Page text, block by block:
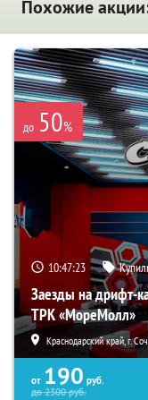
Похожие
до 50%
10:47:21
Заезды на дрифт-
ТРК «МореМолл»
Краснодарский край, г.
от 190 руб.
до2300руб.